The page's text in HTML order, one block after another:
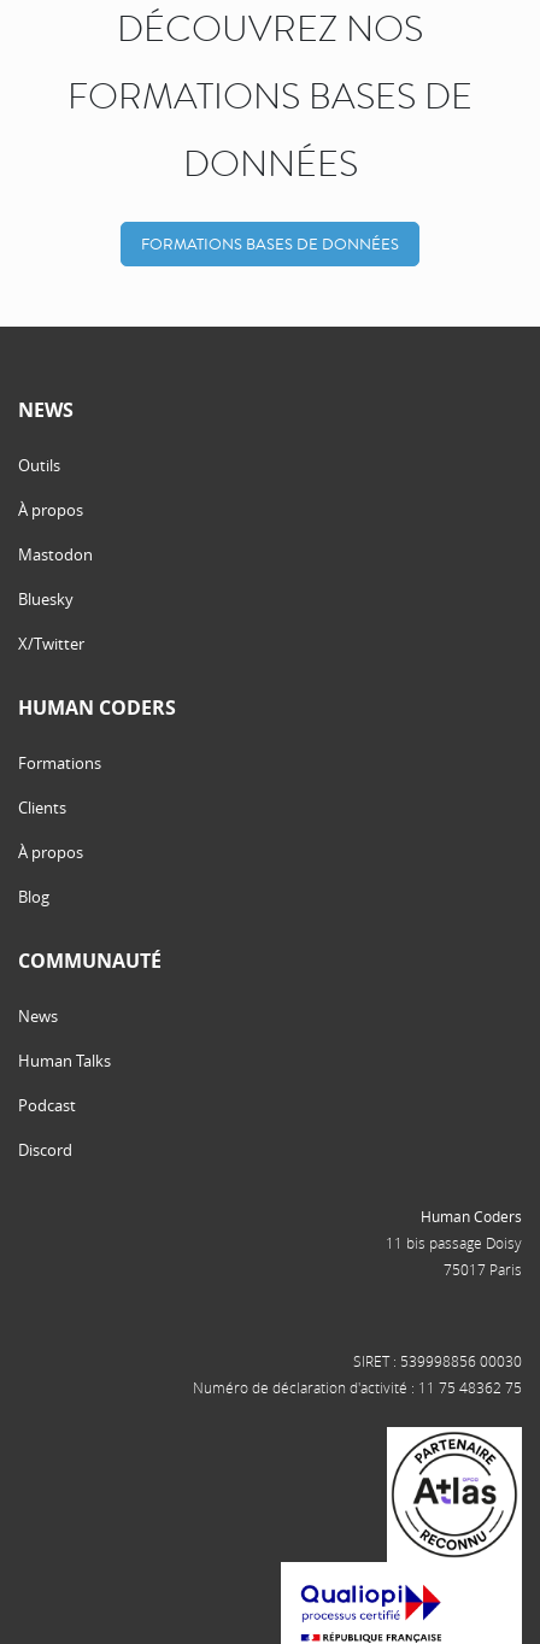
DÉCOUVREZ NOS
FORMATIONS BASES DE
DONNÉES
FORMATIONS BASES DE DONNÉES
NEWS
Outils
À propos
Mastodon
Bluesky
X/Twitter
HUMAN CODERS
Formations
Clients
À propos
Blog
COMMUNAUTÉ
News
Human Talks
Podcast
Discord
Human Coders
11 bis passage Doisy
75017 Paris
SIRET : 539998856 00030
Numéro de déclaration d'activité : 11 75 48362 75